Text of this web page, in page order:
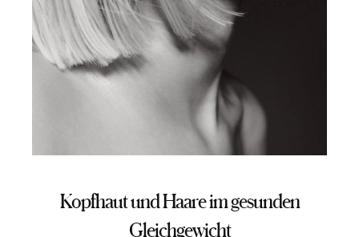
Kopfhaut und Haare im gesunden
Gleichgewicht